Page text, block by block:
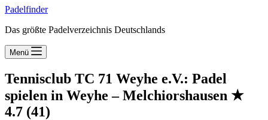
Padelfinder
Das größte Padelverzeichnis Deutschlands
Menü
Tennisclub TC 71 Weyhe e.V.: Padel
spielen in Weyhe – Melchiorshausen ★
4.7 (41)